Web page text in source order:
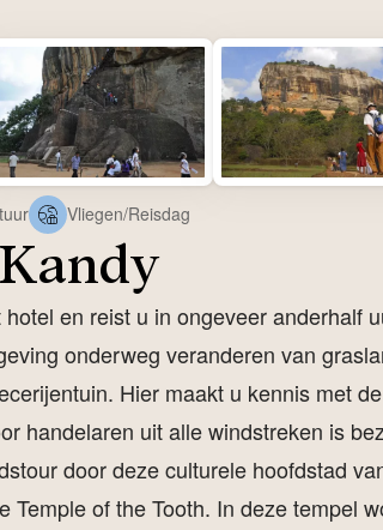
Vliegen/Reisdag
hotel en reist u in ongeveer
onderweg veranderen van
Hier maakt u kennis met
handelaren uit alle windstreken is
door deze culturele hoofdstad
Temple of the Tooth. In deze tempel